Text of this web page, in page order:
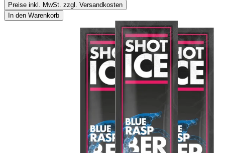
Preise inkl. MwSt. zzgl. Versandkosten
In den Warenkorb